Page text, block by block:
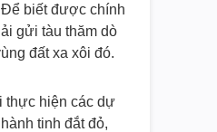
biết được chính
gửi tàu thăm dò
đất xa xôi đó.
thực hiện các dự
tinh đắt đỏ,